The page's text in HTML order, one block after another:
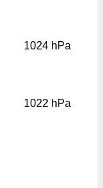
1024 hPa
1022 hPa